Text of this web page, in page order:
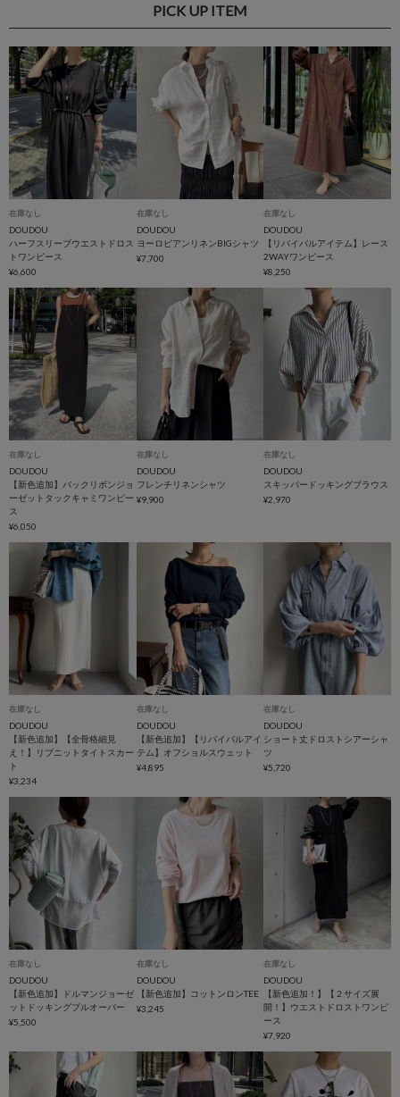
PICK UP ITEM
在庫なし
DOUDOU
ハーフスリーブウエストドロス
トワンピース
¥6,600
在庫なし
DOUDOU
ヨーロピアンリネンBIGシャツ
¥7,700
在庫なし
DOUDOU
【リバイバルアイテム】レース
2WAYワンピース
¥8,250
在庫なし
DOUDOU
【新色追加】バックリボンジョ
ーゼットタックキャミワンピー
ス
¥6,050
在庫なし
DOUDOU
フレンチリネンシャツ
¥9,900
在庫なし
DOUDOU
スキッパードッキングブラウス
¥2,970
在庫なし
DOUDOU
【新色追加】【全骨格細見
え！】リブニットタイトスカー
ト
¥3,234
在庫なし
DOUDOU
【新色追加】【リバイバルアイ
テム】オフショルスウェット
¥4,895
在庫なし
DOUDOU
ショート丈ドロストシアーシャ
ツ
¥5,720
在庫なし
DOUDOU
【新色追加】ドルマンジョーゼ
ットドッキングプルオーバー
¥5,500
在庫なし
DOUDOU
【新色追加】コットンロンTEE
¥3,245
在庫なし
DOUDOU
【新色追加！】【２サイズ展
開！】ウエストドロストワンピ
ース
¥7,920